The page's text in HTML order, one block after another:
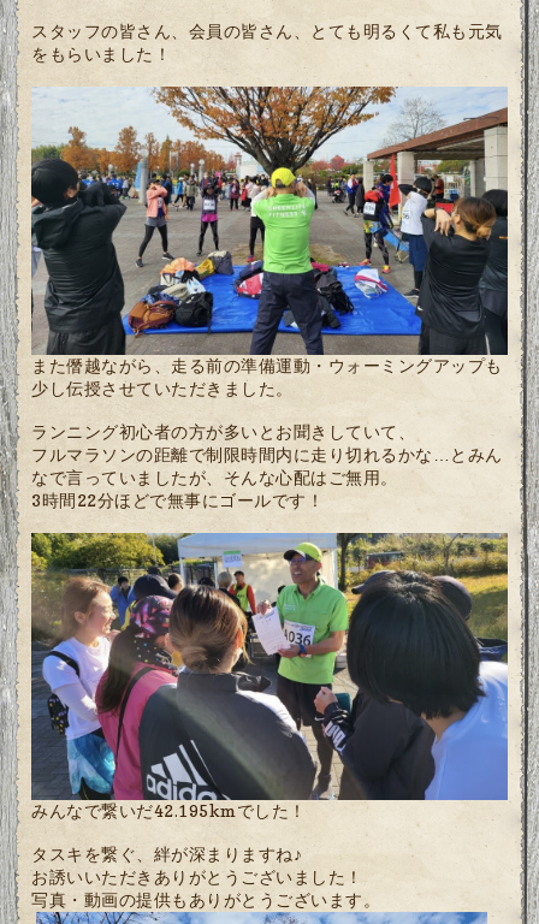
スタッフの皆さん、会員の皆さん、とても明るくて私も元気
をもらいました！
また僭越ながら、走る前の準備運動・ウォーミングアップも
少し伝授させていただきました。
ランニング初心者の方が多いとお聞きしていて、
フルマラソンの距離で制限時間内に走り切れるかな…とみん
なで言っていましたが、そんな心配はご無用。
3時間22分ほどで無事にゴールです！
みんなで繋いだ42.195kmでした！
タスキを繋ぐ、絆が深まりますね♪
お誘いいただきありがとうございました！
写真・動画の提供もありがとうございます。